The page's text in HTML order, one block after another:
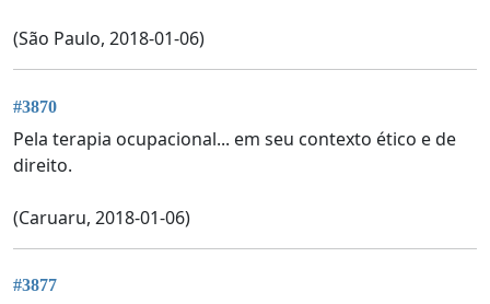
(São Paulo, 2018-01-06)
#3870
Pela terapia ocupacional... em seu contexto ético e de
direito.
(Caruaru, 2018-01-06)
#3877